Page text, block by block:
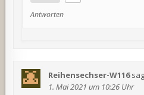
Antworten
Reihensechser-W116
1. Mai 2021 um 10:26 Uhr